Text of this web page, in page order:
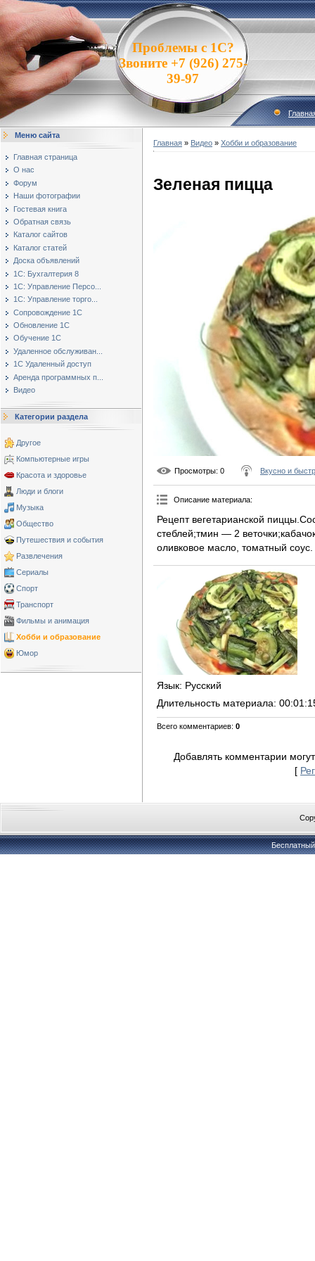
Проблемы с 1С?
Звоните +7 (926) 275-
39-97
Меню сайта
Главная страница
О нас
Форум
Наши фотографии
Гостевая книга
Обратная связь
Каталог сайтов
Каталог статей
Доска объявлений
1С: Бухгалтерия 8
1С: Управление Персо...
1С: Управление торго...
Сопровождение 1С
Обновление 1С
Обучение 1С
Удаленное обслуживан...
1С Удаленный доступ
Аренда программных п...
Видео
Категории раздела
Другое
Компьютерные игры
Красота и здоровье
Люди и блоги
Музыка
Общество
Путешествия и события
Развлечения
Сериалы
Спорт
Транспорт
Фильмы и анимация
Хобби и образование
Юмор
Главная » Видео » Хобби и образование
Зеленая пицца
Просмотры: 0 Вкусно и
Описание материала:
Рецепт вегетарианской
стеблей;тмин — 2
оливковое масло, томатный соус.
Язык: Русский
Длительность материала:
Всего комментариев: 0
Добавлять комментарии
[